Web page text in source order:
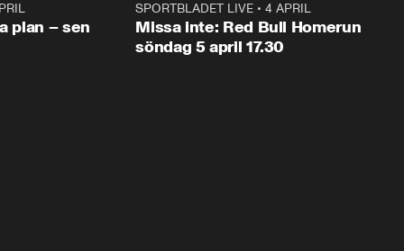
1:03
plan – sen
SPORTBLADET LIVE •4 APRIL
Missa inte: Red Bull Homerun
söndag 5 april 17.30